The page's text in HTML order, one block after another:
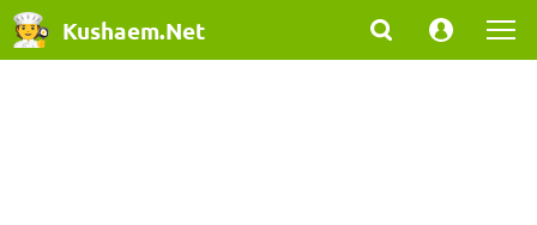
Kushaem.Net